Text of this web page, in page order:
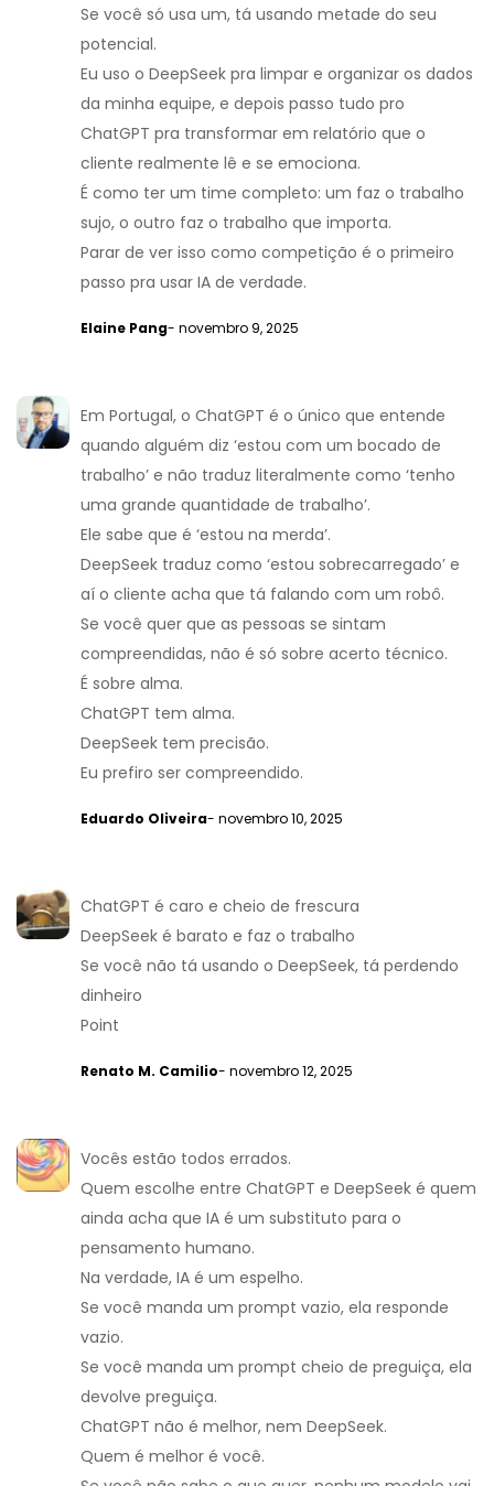
Se você só usa um, tá usando metade do seu
potencial.
Eu uso o DeepSeek pra limpar e organizar os dados
da minha equipe, e depois passo tudo pro
ChatGPT pra transformar em relatório que o
cliente realmente lê e se emociona.
É como ter um time completo: um faz o trabalho
sujo, o outro faz o trabalho que importa.
Parar de ver isso como competição é o primeiro
passo pra usar IA de verdade.
Elaine Pang- novembro 9, 2025
Em Portugal, o ChatGPT é o único que entende
quando alguém diz ‘estou com um bocado de
trabalho’ e não traduz literalmente como ‘tenho
uma grande quantidade de trabalho’.
Ele sabe que é ‘estou na merda’.
DeepSeek traduz como ‘estou sobrecarregado’ e
aí o cliente acha que tá falando com um robô.
Se você quer que as pessoas se sintam
compreendidas, não é só sobre acerto técnico.
É sobre alma.
ChatGPT tem alma.
DeepSeek tem precisão.
Eu prefiro ser compreendido.
Eduardo Oliveira- novembro 10, 2025
ChatGPT é caro e cheio de frescura
DeepSeek é barato e faz o trabalho
Se você não tá usando o DeepSeek, tá perdendo
dinheiro
Point
Renato M. Camilio- novembro 12, 2025
Vocês estão todos errados.
Quem escolhe entre ChatGPT e DeepSeek é quem
ainda acha que IA é um substituto para o
pensamento humano.
Na verdade, IA é um espelho.
Se você manda um prompt vazio, ela responde
vazio.
Se você manda um prompt cheio de preguiça, ela
devolve preguiça.
ChatGPT não é melhor, nem DeepSeek.
Quem é melhor é você.